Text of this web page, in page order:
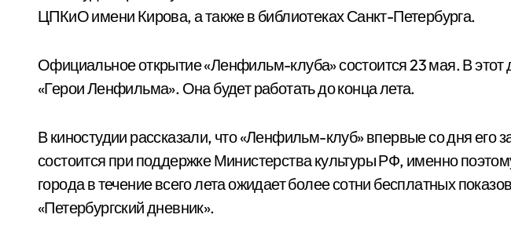
ЦПКиО имени Кирова, а также в библиотеках Санкт-Петербурга.
Официальное открытие «Ленфильм-клуба» состоится 23 мая. В этот
«Герои Ленфильма». Она будет работать до конца лета.
В киностудии рассказали, что «Ленфильм-клуб» впервые со дня его
состоится при поддержке Министерства культуры РФ, именно
города в течение всего лета ожидает более сотни бесплатных
«Петербургский дневник».